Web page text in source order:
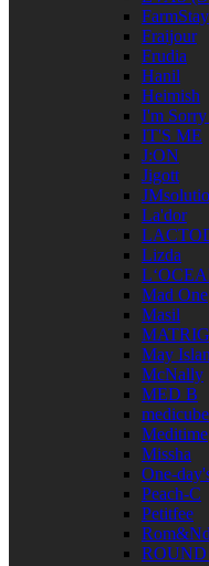
FarmStay
Fraijour
Frudia
Hanil
Heimish
I'm
IT'S ME
J:ON
Jigott
La'dor
Lizda
Mad One
Masil
May
McNally
MED B
medicube
Meditime
Missha
One-
Peach-C
Petitfee
Rom&Nd